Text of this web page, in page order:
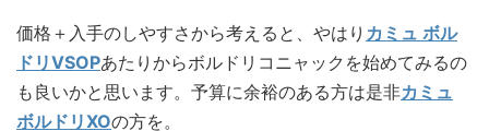
価格＋入手のしやすさから考えると、やはり カミュ ボル
ドリVSOPあたりからボルドリコニャックを始めてみるの
も良いかと思います。予算に余裕のある方は是非カミュ
ボルドリXOの方を。